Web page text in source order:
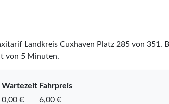
Landkreis Cuxhaven Platz 285von 351 .
von 5 Minuten.
Wartezeit Fahrpreis
0,00 €
6,00 €